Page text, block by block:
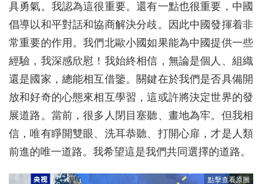
具勇氣。我認為這很重要。還有一點也很重要，中國
倡導以和平對話和協商解決分歧。因此中國發揮着非
常重要的作用。我們北歐小國如果能為中國提供一些
經驗，我深感欣慰！我始終相信，無論是個人、組織
還是國家，總能相互借鑒。關鍵在於我們是否具備開
放和好奇的心態來相互學習，這或許將決定世界的發
展道路。當前，很多人閉目塞聽、畫地為牢。但我相
信，唯有睜開雙眼、洗耳恭聽、打開心扉，才是人類
前進的唯一道路。我希望這是我們共同選擇的道路。